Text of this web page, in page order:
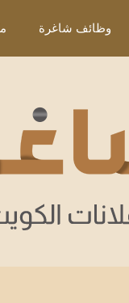
وظائف شاغرة